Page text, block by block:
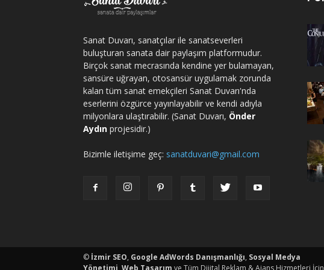
Sanat Duvarı, sanatçılar ile sanatseverleri
buluşturan sanata dair paylaşım platformudur.
Birçok sanat mecrasında kendine yer bulamayan,
sansüre uğrayan, otosansür uygulamak zorunda
kalan tüm sanat emekçileri Sanat Duvarı'nda
eserlerini özgürce yayınlayabilir ve kendi adıyla
milyonlara ulaştırabilir. (Sanat Duvarı, Önder
Aydın projesidir.)
Bizimle iletişime geç: sanatduvari@gmail.com
porno
© İzmir SEO, Google AdWords Danışmanlığı, Sosyal Medya
Yönetimi Web Tasarım ve Tüm Dijital Reklam & Ajans Hizmetleri İçin